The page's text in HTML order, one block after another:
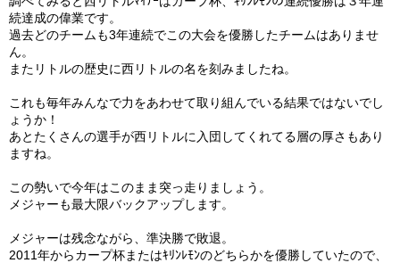
続達成の偉業です。
過去どのチームも3年連続でこの大会を優勝したチームはありませ
ん。
またリトルの歴史に西リトルの名を刻みましたね。
これも毎年みんなで力をあわせて取り組んでいる結果ではないでし
ょうか！
あとたくさんの選手が西リトルに入団してくれてる層の厚さもあり
ますね。
この勢いで今年はこのまま突っ走りましょう。
メジャーも最大限バックアップします。
メジャーは残念ながら、準決勝で敗退。
2011年からカープ杯またはｷﾘﾝﾚﾓﾝのどちらかを優勝していたので、